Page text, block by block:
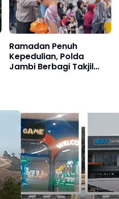
Ramadan Penuh
Kepedulian, Polda
Jambi Berbagi Takjil